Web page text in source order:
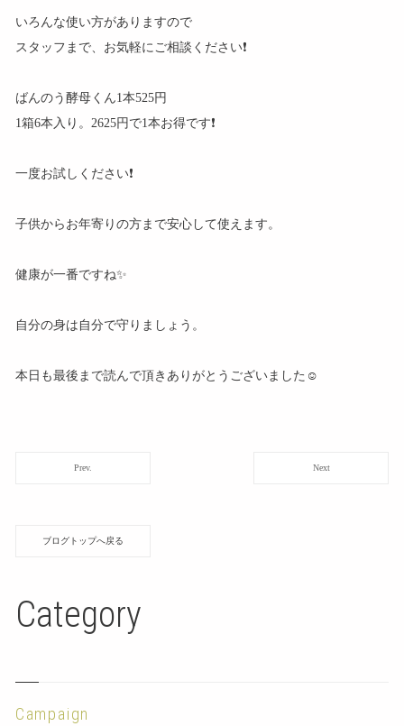
いろんな使い方がありますので
スタッフまで、お気軽にご相談ください❗
ばんのう酵母くん1本525円
1箱6本入り。2625円で1本お得です❗
一度お試しください❗
子供からお年寄りの方まで安心して使えます。
健康が一番ですね✨
自分の身は自分で守りましょう。
本日も最後まで読んで頂きありがとうございました☺️
Prev. Next
ブログトップへ戻る
Category
Campaign